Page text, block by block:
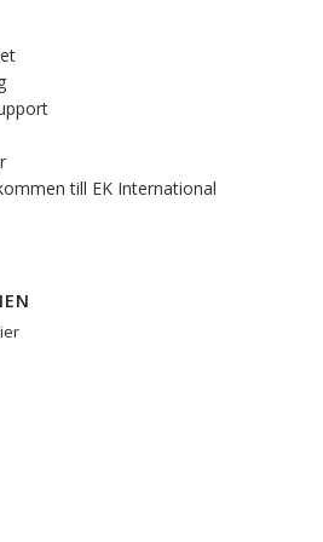
till EK International